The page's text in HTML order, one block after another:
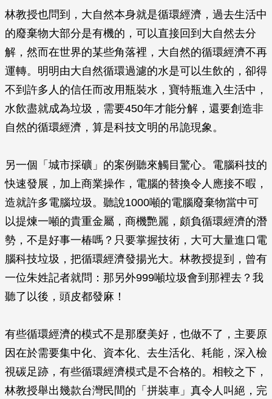
林教授也問到，大自然本身就是循環經濟，過去生活中
的廢棄物大部分是有機的，可以直接回到大自然去分
解，然而在世界的某些角落裡，大自然的循環經濟不再
運轉。明明由大自然循環過濾的水是可以生飲的，卻得
不到許多人的信任而改用瓶裝水，寶特瓶進入生活中，
水飲盡就成為垃圾，需要450年才能分解，還要創造非
自然的循環經濟，算是科技文明的吊詭現象。
另一個「城市採礦」的案例聽來觸目驚心。電腦科技的
快速發展，加上商業操作，電腦的替換令人應接不暇，
造就許多電腦垃圾。聽說1000噸的電腦廢棄物當中可
以提煉一噸的貴重金屬，商機艷麗，頗負循環經濟的潛
勢，不是好事一椿嗎？只要掌握技術，大可大量進口電
腦科技垃圾，把循環經濟發揚光大。林教授提到，曾有
一位朱姓記者就問：那另外999噸垃圾會到那裡去？我
聽了以後，頭皮都發麻！
有些循環經濟的模式不是那麼美好，也做不了，主要原
因在於需要集中化、資本化、去生活化、耗能，深入檢
視碳足跡，有些循環經濟模式是不合格的。相較之下，
林教授舉出幾款台灣民間的「拼裝車」真令人叫絕，完